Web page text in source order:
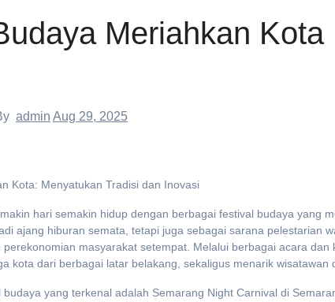
Meriahkan Kota
admin Aug 29, 2025
Kota: Menyatukan Tradisi dan Inovasi
hari semakin hidup dengan berbagai festival budaya yang
ajang hiburan semata, tetapi juga sebagai sarana pelestarian
masyarakat setempat. Melalui berbagai acara
kota dari berbagai latar belakang, sekaligus menarik wisatawan
yang terkenal adalah Semarang Night Carnival di